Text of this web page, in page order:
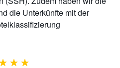
die Unterkünfte mit der
4 Sterne